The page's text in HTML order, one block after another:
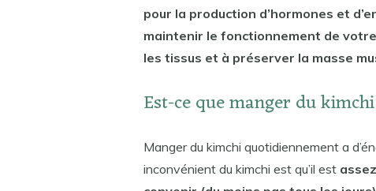
pour la production d’hormones et
maintenir le fonctionnement de
les tissus et à préserver la masse
Est-ce que manger du
Manger du kimchi quotidiennement a
inconvénient du kimchi est qu’il est